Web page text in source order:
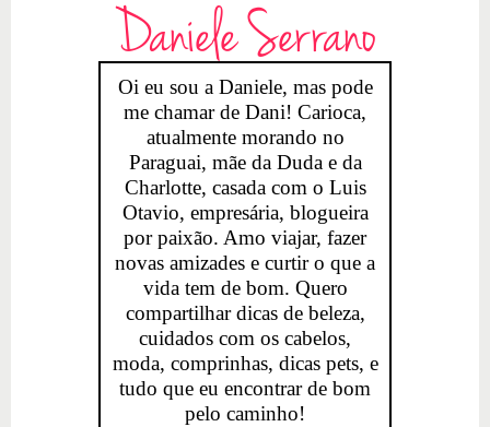
Daniele Serrano
Oi eu sou a Daniele, mas pode
me chamar de Dani! Carioca,
atualmente morando no
Paraguai, mãe da Duda e da
Charlotte, casada com o Luis
Otavio, empresária, blogueira
por paixão. Amo viajar, fazer
novas amizades e curtir o que a
vida tem de bom. Quero
compartilhar dicas de beleza,
cuidados com os cabelos,
moda, comprinhas, dicas pets, e
tudo que eu encontrar de bom
pelo caminho!